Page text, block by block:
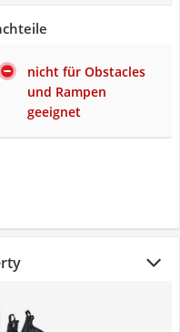
nicht für Obstacles
und Rampen
geeignet